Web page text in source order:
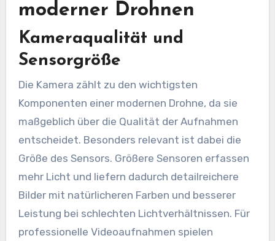
moderner Drohnen
Kameraqualität und
Sensorgröße
Die Kamera zählt zu den wichtigsten
Komponenten einer modernen Drohne, da sie
maßgeblich über die Qualität der Aufnahmen
entscheidet. Besonders relevant ist dabei die
Größe des Sensors. Größere Sensoren erfassen
mehr Licht und liefern dadurch detailreichere
Bilder mit natürlicheren Farben und besserer
Leistung bei schlechten Lichtverhältnissen. Für
professionelle Videoaufnahmen spielen